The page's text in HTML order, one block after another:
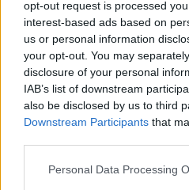
opt-out request is processed
interest-based ads based on
us or personal information
your opt-out. You may
disclosure of your personal
IAB’s list of downstream
also be disclosed by us to third
Downstream Participants that
Personal Data Processing
Beira Interior
Rio de Janeiro: Governo do
FUNCEX para “reforçar
exterior”
Esposende acolhe festival de
Cinco projetos de Cascais